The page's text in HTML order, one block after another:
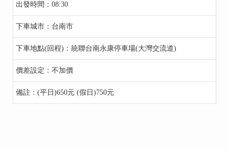
08:30
台南市
統聯台南永康停車場(大灣交流道)
不加價
(平日)650元 (假日)750元